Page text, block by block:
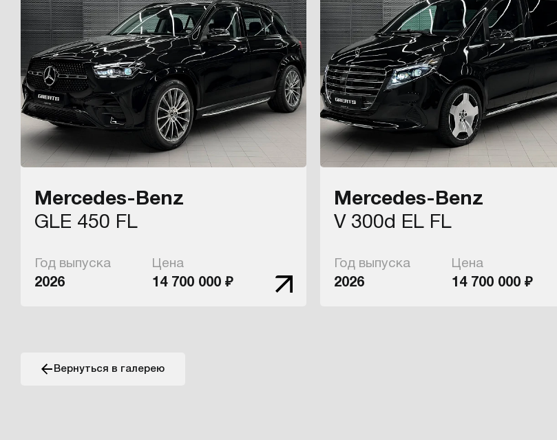
Mercedes-Benz
GLE 450 FL
Год выпуска
2026
Цена
14 700 000 ₽
Mercedes-Benz
V 300d EL FL
Год выпуска
2026
Цена
14 700 000 ₽
Вернуться в галерею